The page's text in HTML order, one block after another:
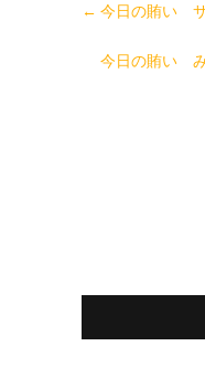
← 今日の賄い
今日の賄い